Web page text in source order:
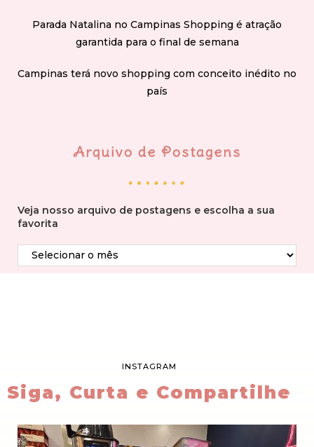
Parada Natalina no Campinas Shopping é atração
garantida para o final de semana
Campinas terá novo shopping com conceito inédito no
país
Arquivo de Postagens
Veja nosso arquivo de postagens e escolha a sua
favorita
INSTAGRAM
Siga, Curta e Compartilhe